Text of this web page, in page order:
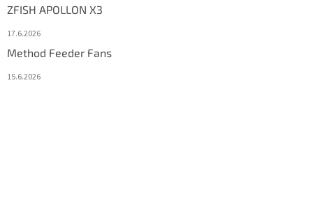
ZFISH APOLLON X3
17.6.2026
Method Feeder Fans
15.6.2026